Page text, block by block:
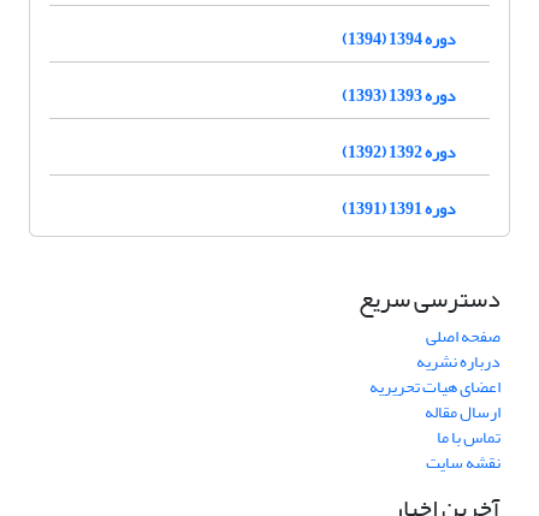
دوره 1394 (1394)
دوره 1393 (1393)
دوره 1392 (1392)
دوره 1391 (1391)
دسترسی سریع
صفحه اصلی
درباره نشریه
اعضای هیات تحریریه
ارسال مقاله
تماس با ما
نقشه سایت